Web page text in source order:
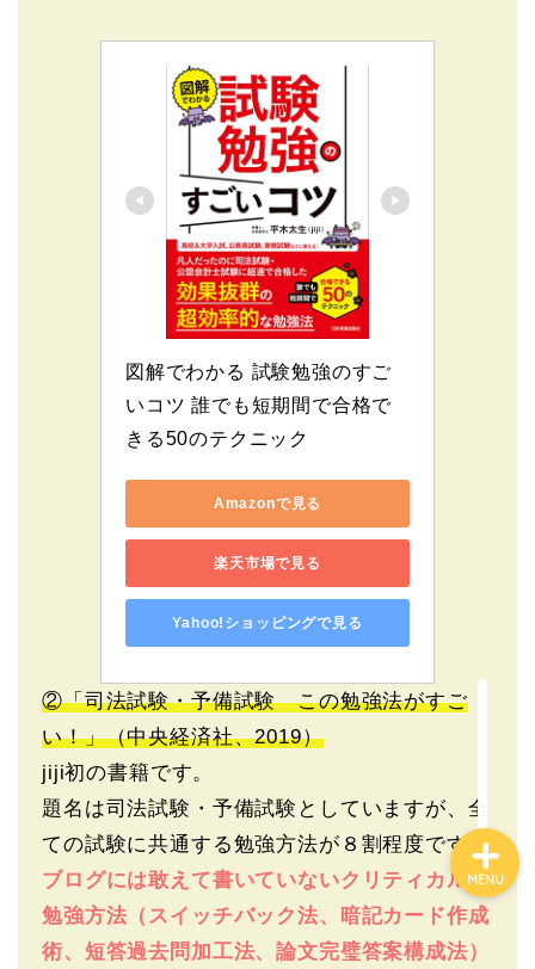
図解でわかる 試験勉強のすご
いコツ 誰でも短期間で合格で
きる50のテクニック
Amazonで見る
楽天市場で見る
Yahoo!ショッピングで見る
②「司法試験・予備試験 この勉強法がすご
い！」（中央経済社、2019）
jiji初の書籍です。
題名は司法試験・予備試験としていますが、全
ての試験に共通する勉強方法が８割程度です。
ブログには敢えて書いていないクリティカルな
勉強方法（スイッチバック法、暗記カード作成
術、短答過去問加工法、論文完璧答案構成法）
MENU
ホーム
勉強記事一覧